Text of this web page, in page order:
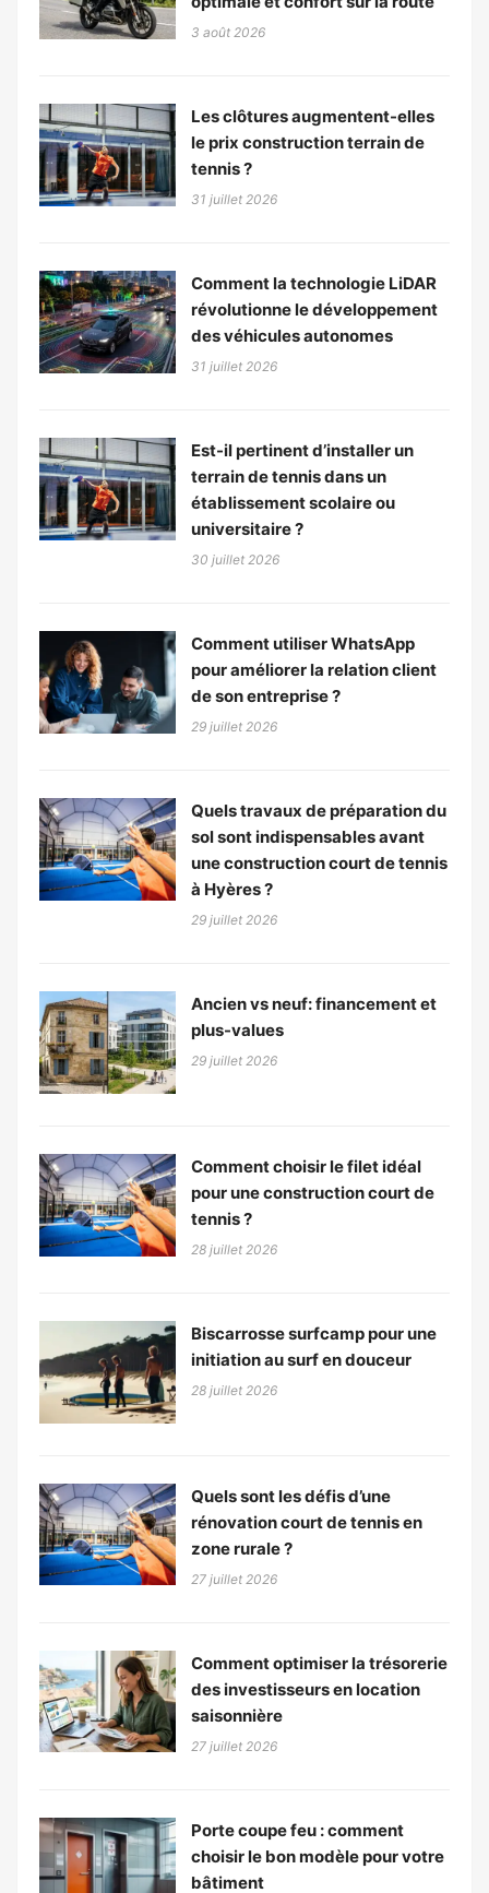
3 août 2026
Les clôtures augmentent-elles
le prix construction terrain de
tennis ?
31 juillet 2026
Comment la technologie LiDAR
révolutionne le développement
des véhicules autonomes
31 juillet 2026
Est-il pertinent d’installer un
terrain de tennis dans un
établissement scolaire ou
universitaire ?
30 juillet 2026
Comment utiliser WhatsApp
pour améliorer la relation client
de son entreprise ?
29 juillet 2026
Quels travaux de préparation du
sol sont indispensables avant
une construction court de tennis
à Hyères ?
29 juillet 2026
Ancien vs neuf: financement et
plus-values
29 juillet 2026
Comment choisir le filet idéal
pour une construction court de
tennis ?
28 juillet 2026
Biscarrosse surfcamp pour une
initiation au surf en douceur
28 juillet 2026
Quels sont les défis d’une
rénovation court de tennis en
zone rurale ?
27 juillet 2026
Comment optimiser la trésorerie
des investisseurs en location
saisonnière
27 juillet 2026
Porte coupe feu : comment
choisir le bon modèle pour votre
bâtiment